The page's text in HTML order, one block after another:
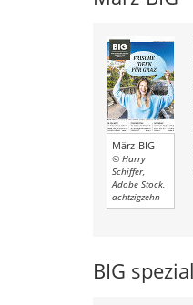
März-BIG
© Harry
Schiffer,
Adobe Stock,
achtzigzehn
BIG spezial